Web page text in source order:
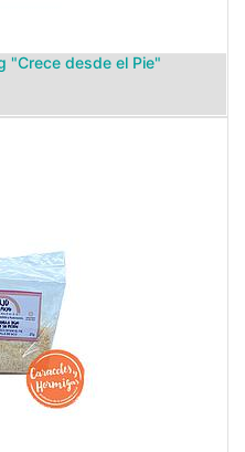
"Crece desde el Pie"